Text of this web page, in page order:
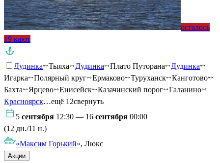
осталось
19 кают
Дудинка Тыяха Дудинка Плато Путорана
Дудинка
Игарка
Полярный круг Ермаково Туруханск
Канготово
Бахта
Ярцево Енисейск Казачинский порог
Галанино
Красноярск…ещё 12свернуть
5 сентября 12:30 — 16 сентября 00:00
(12 дн./11 н.)
«Максим Горький», Люкс
Акции